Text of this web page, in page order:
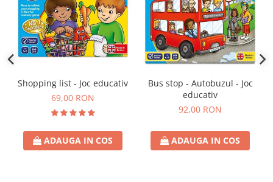
Shopping list - Joc educativ
69,00 RON
ADAUGA IN COS
Bus stop - Autobuzul - Joc
educativ
92,00 RON
ADAUGA IN COS